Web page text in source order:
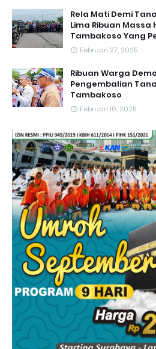
Rela Mati Demi
Lima Ribuan
Tambakoso Yang
Februari 27, 2025
Ribuan Warga
Pengembalian
Tambakoso
Februari 10, 2025